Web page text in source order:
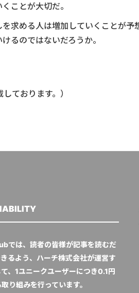
ことが大切だ。
求める人は増加していくことが予
るのではないだろうか。
しております。）
では、読者の皆様が記事を読むだ
るよう、ハーチ株式会社が運営す
て、1ユニークユーザーにつき0.1円
り組みを行っています。